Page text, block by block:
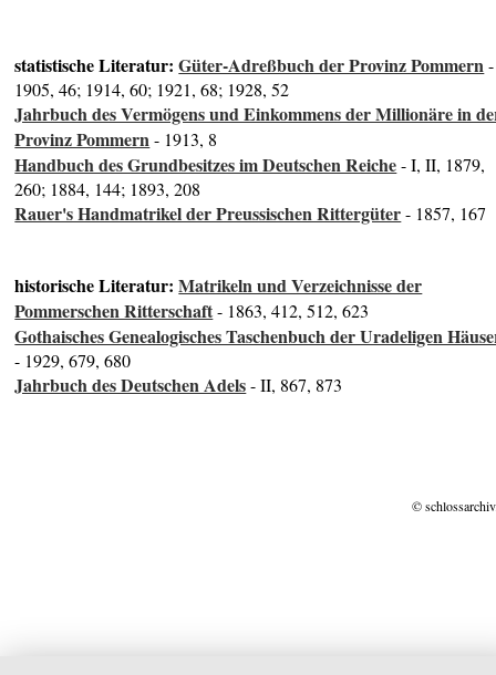
statistische Literatur:Güter-Adreßbuch der Provinz Pommern-
1905, 46; 1914, 60; 1921, 68; 1928, 52
Jahrbuch des Vermögens und Einkommens der Millionäre in
Provinz Pommern- 1913, 8
Handbuch des Grundbesitzes im Deutschen Reiche- I, II, 1879,
260; 1884, 144; 1893, 208
Rauer's Handmatrikel der Preussischen Rittergüter- 1857, 167
historische Literatur:Matrikeln und Verzeichnisse der
Pommerschen Ritterschaft- 1863, 412, 512, 623
Gothaisches Genealogisches Taschenbuch der Uradeligen
- 1929, 679, 680
Jahrbuch des Deutschen Adels- II, 867, 873
©